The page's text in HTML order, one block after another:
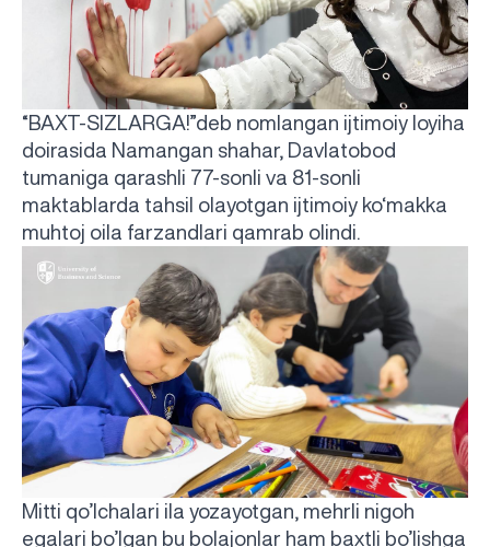
“BAXT-SIZLARGA!”deb nomlangan ijtimoiy loyiha
doirasida Namangan shahar, Davlatobod
tumaniga qarashli 77-sonli va 81-sonli
maktablarda tahsil olayotgan ijtimoiy ko‘makka
muhtoj oila farzandlari qamrab olindi.
Mitti qo’lchalari ila yozayotgan, mehrli nigoh
egalari bo’lgan bu bolajonlar ham baxtli bo’lishga